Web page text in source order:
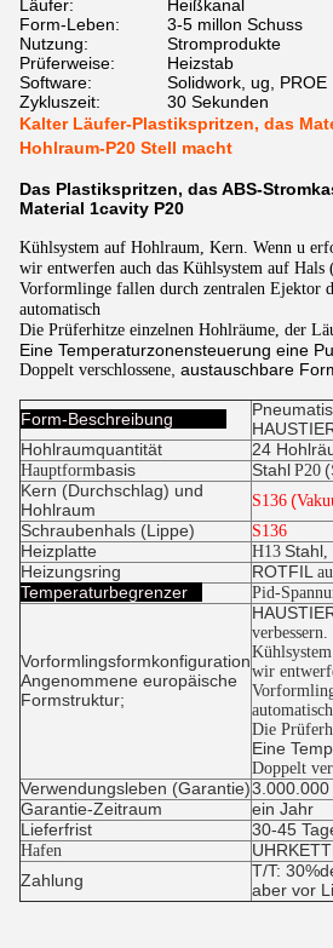
Läufer:
Heißkanal
Form-Leben:
3-5 millon Schuss
Nutzung:
Stromprodukte
Prüferweise:
Heizstab
Software:
Solidwork, ug, PROE
Zykluszeit:
30 Sekunden
Kalter Läufer-Plastikspritzen, das
Hohlraum-P20 Stell macht
Das Plastikspritzen, das ABS-
Material 1cavity P20
Kühlsystem auf Hohlraum, Kern. Wenn u
wir entwerfen auch das Kühlsystem auf Hals
Vorformlinge fallen durch zentralen Ejektor
automatisch
Die Prüferhitze einzelnen Hohlräume, der
Eine Temperaturzonensteuerung eine
Doppelt verschlossene , austauschbare
Form-Beschreibung
Hohlraumquantität
24
Hauptformbasis Stahl P20
Kern (Durchschlag) und
Hohlraum
S136 (
Schraubenhals (Lippe) S136
Heizplatte H13 Stahl,
Heizungsring ROTFIL
Temperaturbegrenzer Pid-
Vorformlingsformkonfiguration
Angenommene europäische
Formstruktur;
verbessern.
wir
automatisch
Die
Eine
Doppelt
Verwendungsleben (Garantie)3.000.000
Garantie-Zeitraum
ein Jahr
Lieferfrist
30-45
Hafen
Zahlung
T/T:
aber vor